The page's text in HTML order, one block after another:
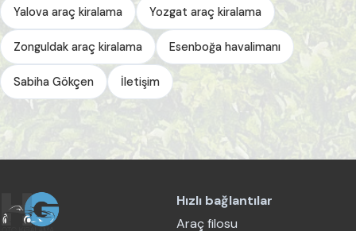
Yalova araç kiralama Yozgat araç kiralama
Zonguldak araç kiralama Esenboğa havalimanı
Sabiha Gökçen İletişim
Hızlı bağlantılar
Araç filosu